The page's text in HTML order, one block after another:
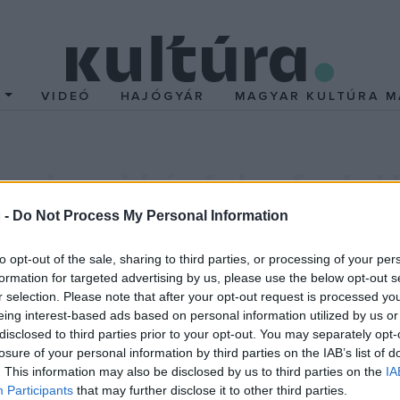
- Do Not Process My Personal Information
opt-out of the sale, sharing to third parties, or processing of your
for targeted advertising by us, please use the below opt-out
selection. Please note that after your opt-out request is processed
interest-based ads based on personal information utilized by us
to third parties prior to your opt-out. You may separately
of your personal information by third parties on the IAB’s list of
This information may also be disclosed by us to third parties on the
Participants that may further disclose it to other third parties.
VIDEÓ HAJÓGYÁR MAGYAR KULTÚRA
házfalra
ő alkotta egy nottinghami házfalra a képet, amelyen egy
a fal előtt, egy lámpaoszlopnak döntve egy kerékpár áll,
elmondta, hogy a romos bicikli akkor került a lámpaoszlop
hogy a műalkotás védelmében egy műanyag lapot